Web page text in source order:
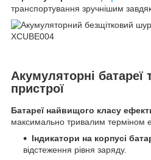
транспортування зручнішим
Акумуляторні батареї
пристрої
Батареї найвищого класу
максимально тривалим терміном
Індикатори на корпусі
відстеження рівня заряду.